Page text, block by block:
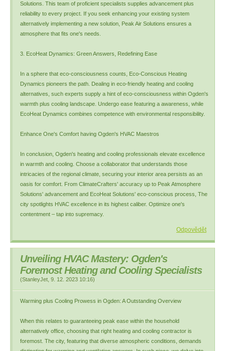
Solutions. This team of proficient specialists supplies advancement plus
reliability to every project. If you seek enhancing your existing system
alternatively implementing a new solution, Peak Air Solutions ensures a
atmosphere that fits one's needs.
3. EcoHeat Dynamics: Green Answers, Redefining Ease
In a sphere that eco-consciousness counts, Eco-Conscious Heating
Dynamics pioneers the path. Dealing in eco-friendly heating and cooling
alternatives, such experts supply a hint of eco-consciousness within Ogden's
warmth plus cooling landscape. Undergo ease featuring a awareness, while
EcoHeat Dynamics combines competence with environmental responsibility.
Enhance One's Comfort having Ogden's HVAC Maestros
In conclusion, Ogden's heating and cooling professionals elevate excellence
in warmth and cooling. Choose a collaborator that understands those
intricacies of the regional climate, securing your interior area persists as an
oasis for comfort. From ClimateCrafters' accuracy up to Peak Atmosphere
Solutions' advancement and EcoHeat Solutions' eco-conscious process, The
city spotlights HVAC excellence in its highest caliber. Optimize one's
contentment – tap into supremacy.
Odpovědět
Unveiling HVAC Mastery: Ogden's
Foremost Heating and Cooling Specialists
(StanleyJet 9. 12. 2023 10:16)
Warming plus Cooling Prowess in Ogden: A Outstanding Overview
When this relates to guaranteeing peak ease within the household
alternatively office, choosing that right heating and cooling contractor is
foremost. The city, featuring that diverse atmospheric conditions, demands